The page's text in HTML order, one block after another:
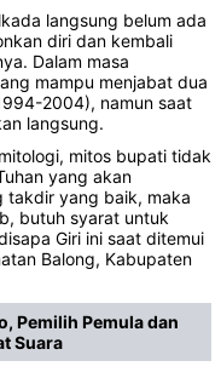
langsung belum ada
diri dan kembali
Dalam masa
mampu menjabat dua
2004), namun saat
langsung.
mitos bupati tidak
yang akan
takdir yang baik, maka
butuh syarat untuk
Giri ini saat ditemui
Balong, Kabupaten
Pemilih Pemula dan
Suara